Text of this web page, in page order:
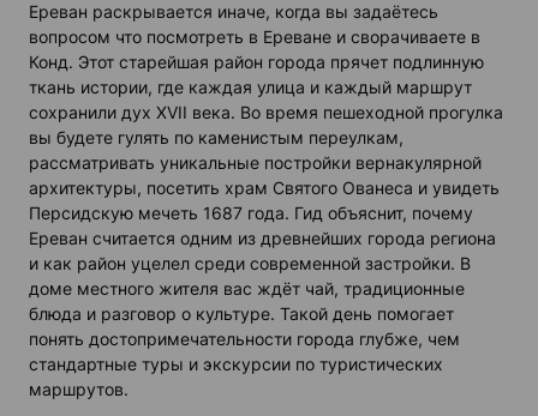
Ереван раскрывается иначе, когда вы задаётесь
вопросом что посмотреть в Ереване и сворачиваете в
Конд. Этот старейшая район города прячет подлинную
ткань истории, где каждая улица и каждый маршрут
сохранили дух XVII века. Во время пешеходной прогулка
вы будете гулять по каменистым переулкам,
рассматривать уникальные постройки вернакулярной
архитектуры, посетить храм Святого Ованеса и увидеть
Персидскую мечеть 1687 года. Гид объяснит, почему
Ереван считается одним из древнейших города региона
и как район уцелел среди современной застройки. В
доме местного жителя вас ждёт чай, традиционные
блюда и разговор о культуре. Такой день помогает
понять достопримечательности города глубже, чем
стандартные туры и экскурсии по туристических
маршрутов.